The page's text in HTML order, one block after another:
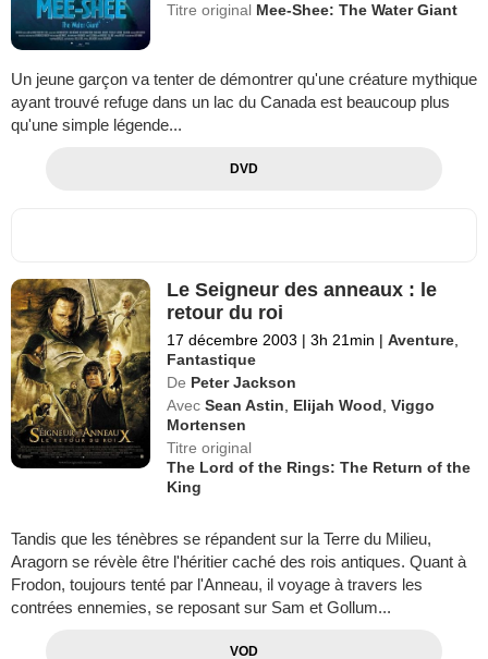
Titre original Mee-Shee: The Water Giant
Un jeune garçon va tenter de démontrer qu'une créature mythique
ayant trouvé refuge dans un lac du Canada est beaucoup plus
qu'une simple légende...
DVD
Le Seigneur des anneaux : le
retour du roi
17 décembre 2003 | 3h 21min | Aventure,
Fantastique
De Peter Jackson
Avec Sean Astin, Elijah Wood,Viggo
Mortensen
Titre original
The Lord of the Rings: The Return of the
King
Tandis que les ténèbres se répandent sur la Terre du Milieu,
Aragorn se révèle être l'héritier caché des rois antiques. Quant à
Frodon, toujours tenté par l'Anneau, il voyage à travers les
contrées ennemies, se reposant sur Sam et Gollum...
VOD